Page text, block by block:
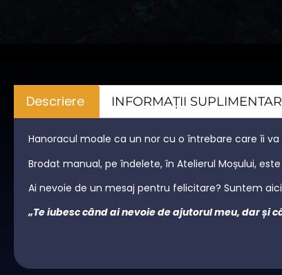
Descriere INFORMAȚII
Hanoracul moale ca un nor cu o întrebare care îi
Brodat manual, pe îndelete, în Atelierul Moșului,
Ai nevoie de un mesaj pentru felicitare? Suntem
„Te iubesc când ai nevoie de ajutorul meu, dar și